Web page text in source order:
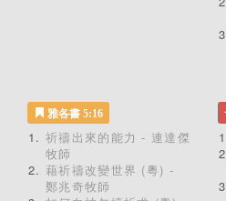
雅各書 5:16
祈禱出來的能力 - 連達傑
牧師
藉祈禱改變世界 (粵) -
鄭兆奇牧師